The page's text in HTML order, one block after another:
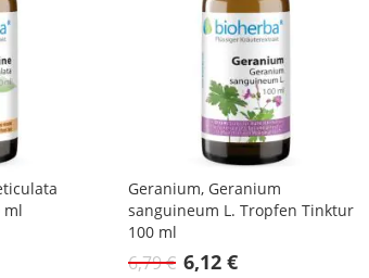
ml
Geranium, Geranium
sanguineum L. Tropfen Tinktur
100 ml
6,12 €
6,79 €